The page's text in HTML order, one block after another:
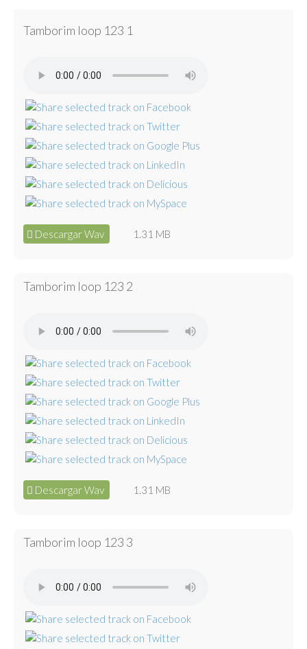
Tamborim loop 123 1
Descargar Wav 1.31 MB
Tamborim loop 123 2
Descargar Wav 1.31 MB
Tamborim loop 123 3